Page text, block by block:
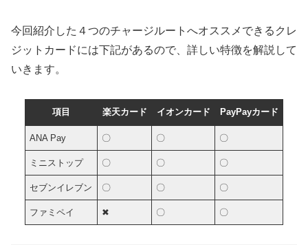
今回紹介した４つのチャージルートへオススメできるクレ
ジットカードには下記があるので、詳しい特徴を解説して
いきます。
項目 楽天カード イオンカード PayPayカード
ANA Pay 〇 〇 〇
ミニストップ 〇 〇 〇
セブンイレブン 〇 〇 〇
ファミペイ ✖ 〇 〇